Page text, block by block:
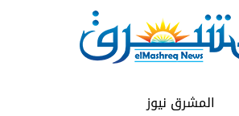
المشرق نيوز